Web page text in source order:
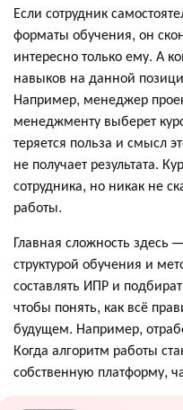
Если сотрудник
форматы обучения, он
интересно только ему. А
навыков на данной
Например, менеджер
менеджменту выберет
теряется польза и смысл
не получает результата.
сотрудника, но никак не
работы.
Главная сложность
структурой обучения и
составлять ИПР и
чтобы понять, как всё
будущем. Например,
Когда алгоритм работы
собственную платформу,